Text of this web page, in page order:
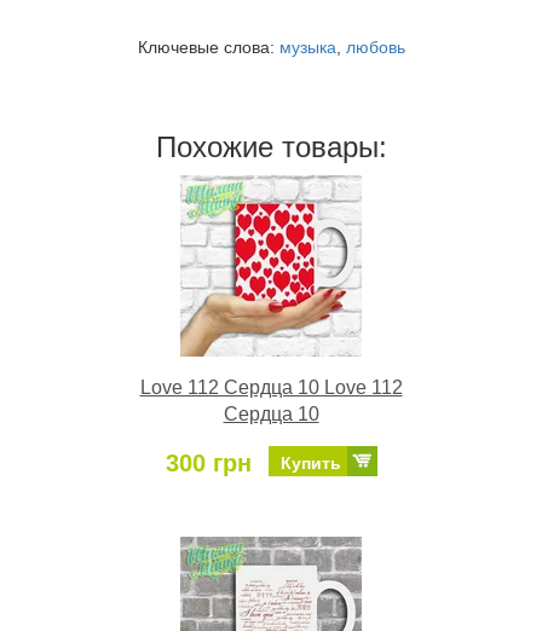
Ключевые слова: музыка любовь
Похожие товары:
Love 112 Сердца 10 Love 112
Сердца 10
300 грн Купить